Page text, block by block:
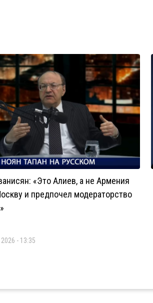
«Это Алиев, а не Армения
и предпочел модераторство
- 13:35